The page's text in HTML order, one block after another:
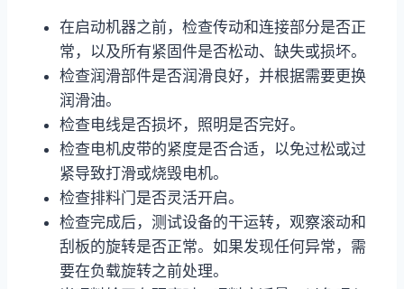
在启动机器之前，检查传动和连接部分是否正
常，以及所有紧固件是否松动、缺失或损坏。
检查润滑部件是否润滑良好，并根据需要更换
润滑油。
检查电线是否损坏，照明是否完好。
检查电机皮带的紧度是否合适，以免过松或过
紧导致打滑或烧毁电机。
检查排料门是否灵活开启。
检查完成后，测试设备的干运转，观察滚动和
刮板的旋转是否正常。如果发现任何异常，需
要在负载旋转之前处理。